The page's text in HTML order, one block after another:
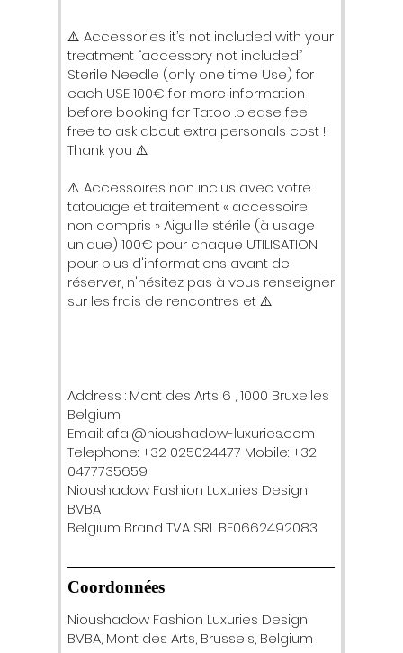
⚠️ Accessories it’s not included with your
treatment “accessory not included”
Sterile Needle (only one time Use) for
each USE 100€ for more information
before booking for Tatoo .please feel
free to ask about extra personals cost !
Thank you ⚠️
⚠️ Accessoires non inclus avec votre
tatouage et traitement « accessoire
non compris » Aiguille stérile (à usage
unique) 100€ pour chaque UTILISATION
pour plus d'informations avant de
réserver, n'hésitez pas à vous renseigner
sur les frais de rencontres et ⚠️
Address : Mont des Arts 6 , 1000 Bruxelles
Belgium
Email: afal@nioushadow-luxuries.com
Telephone: +32 025024477 Mobile: +32
0477735659
Nioushadow Fashion Luxuries Design
BVBA
Belgium Brand TVA SRL BE0662492083
Coordonnées
Nioushadow Fashion Luxuries Design
BVBA, Mont des Arts, Brussels, Belgium